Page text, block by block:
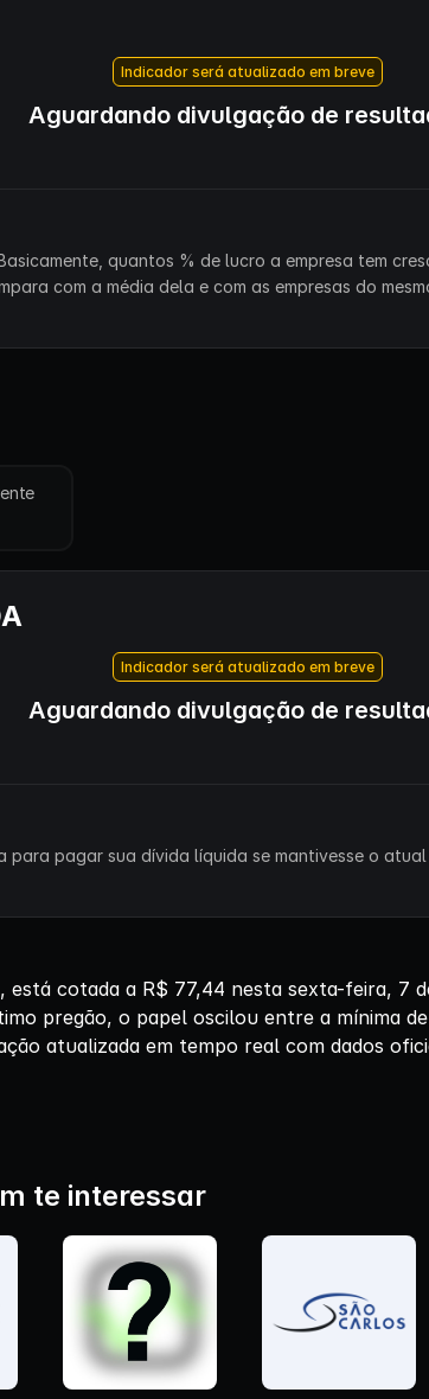
Indicador será atualizado em breve
Aguardando divulgação de
quantos % de lucro a empresa tem
com a média dela e com as empresas do
Indicador será atualizado em breve
Aguardando divulgação de
pagar sua dívida líquida se mantivesse o
está cotada a R$ 77,44 nesta sexta-feira, 7
pregão, o papel oscilou entre a mínima de
atualizada em tempo real com dados
te interessar